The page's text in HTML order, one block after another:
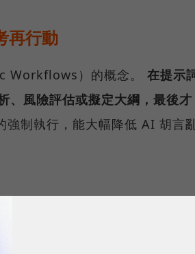
再行動
Workflows）的概念。 在提示
、風險評估或擬定大綱，最後才
制執行，能大幅降低 AI 胡言